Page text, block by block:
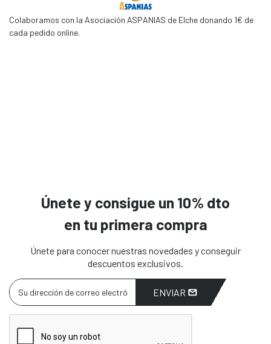
Colaboramos con la Asociación ASPANIAS de Elche donando 1€ de
cada pedido online.
Únete y consigue un 10% dto
en tu primera compra
Únete para conocer nuestras novedades y conseguir
descuentos exclusivos.
ENVIAR